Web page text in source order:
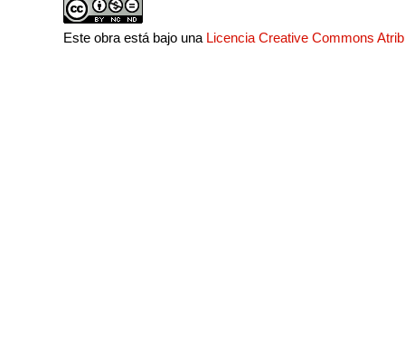
Este obra está bajo una Licencia Creative Commons